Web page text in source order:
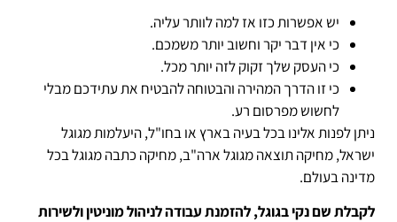
יש אפשרות כזו אז למה לוותר עליה.
כי אין דבר יקר וחשוב יותר משמכם.
כי העסק שלך זקוק לזה יותר מכל.
כי זו הדרך המהירה והבטוחה להבטיח את עתידכם מבלי
לחשוש מפרסום רע.
ניתן לפנות אלינו בכל בעיה בארץ או בחו"ל, היעלמות מגוגל
ישראל, מחיקה תוצאה מגוגל ארה"ב, מחיקה כתבה מגוגל בכל
מדינה בעולם.
לקבלת שם נקי בגוגל, להזמנת עבודה לניהול מוניטין ולשירות